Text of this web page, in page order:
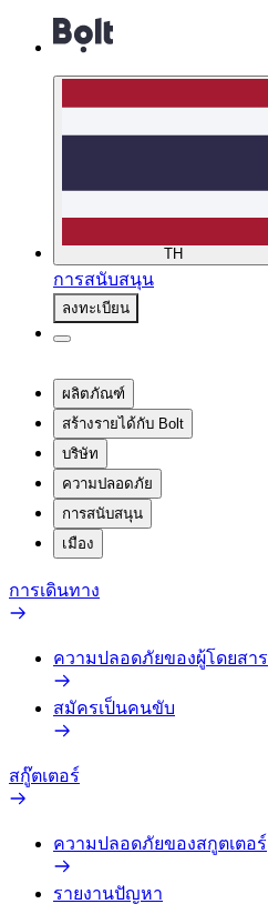
TH
การสนับสนุน
ลงทะเบียน
ผลิตภัณฑ์
สร้างรายได้กับ Bolt
บริษัท
ความปลอดภัย
การสนับสนุน
เมือง
การเดินทาง
ความปลอดภัยของผู้โดยสาร
สมัครเป็นคนขับ
สกู๊ตเตอร์
ความปลอดภัยของสกูตเตอร์
รายงานปัญหา